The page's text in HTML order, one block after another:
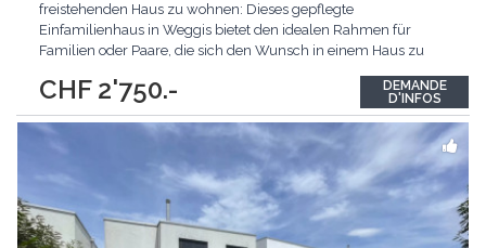
CHF 2'750.-
freistehenden Haus zu wohnen: Dieses gepflegte
Einfamilienhaus in Weggis bietet den idealen Rahmen für
Familien oder Paare, die sich den Wunsch in einem Haus zu
aufwäöndige 2020 renoviert und 2026 mit einer
Pinselrenovation aufgefrischt. Von aussen präsentiert sich die
Liegenschaft
DEMANDE
D'INFOS